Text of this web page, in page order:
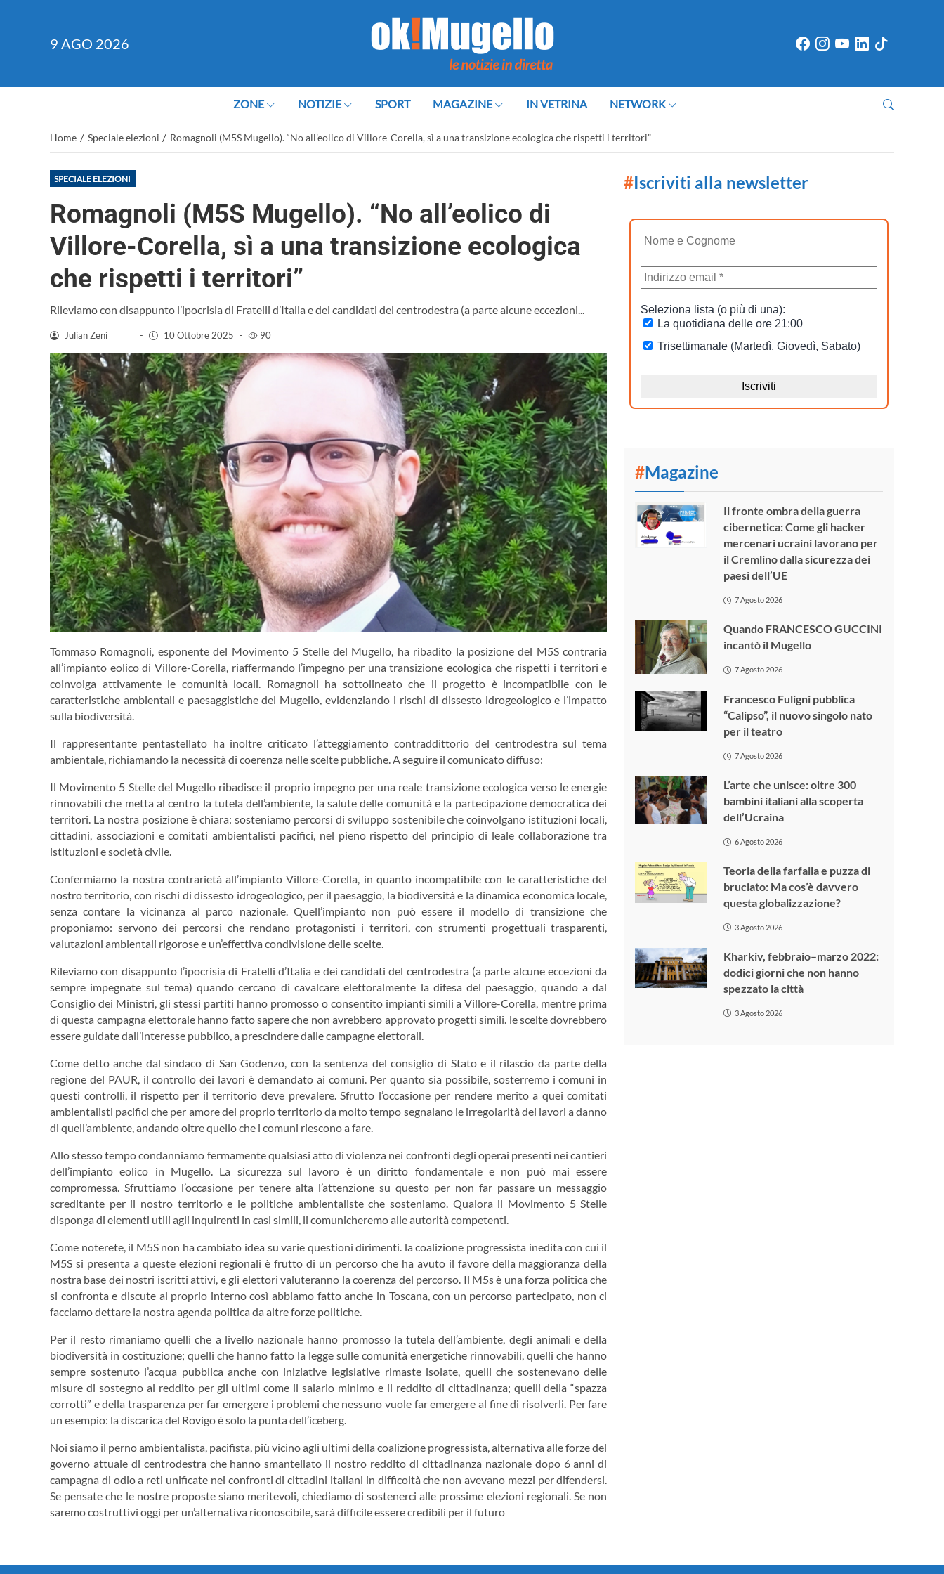
9 AGO 2026
ZONE NOTIZIE SPORT MAGAZINE IN VETRINA NETWORK
Home / Speciale elezioni / Romagnoli (M5S Mugello). “No all’eolico di Villore-Corella, sì a una transizione ecologica che rispetti i territori”
SPECIALE ELEZIONI
Romagnoli (M5S Mugello). “No all’eolico di
Villore-Corella, sì a una transizione ecologica
che rispetti i territori”
Rileviamo con disappunto l’ipocrisia di Fratelli d’Italia e dei candidati del centrodestra (a parte alcune eccezioni...
Julian Zeni - 10 Ottobre 2025 - 90
Tommaso Romagnoli, esponente del Movimento 5 Stelle del Mugello, ha ribadito la posizione del M5S contraria
all’impianto eolico di Villore-Corella, riaffermando l’impegno per una transizione ecologica che rispetti i territori e
coinvolga attivamente le comunità locali. Romagnoli ha sottolineato che il progetto è incompatibile con le
caratteristiche ambientali e paesaggistiche del Mugello, evidenziando i rischi di dissesto idrogeologico e l’impatto
sulla biodiversità.
Il rappresentante pentastellato ha inoltre criticato l’atteggiamento contraddittorio del centrodestra sul tema
ambientale, richiamando la necessità di coerenza nelle scelte pubbliche. A seguire il comunicato diffuso:
Il Movimento 5 Stelle del Mugello ribadisce il proprio impegno per una reale transizione ecologica verso le energie
rinnovabili che metta al centro la tutela dell’ambiente, la salute delle comunità e la partecipazione democratica dei
territori. La nostra posizione è chiara: sosteniamo percorsi di sviluppo sostenibile che coinvolgano istituzioni locali,
cittadini, associazioni e comitati ambientalisti pacifici, nel pieno rispetto del principio di leale collaborazione tra
istituzioni e società civile.
Confermiamo la nostra contrarietà all’impianto Villore-Corella, in quanto incompatibile con le caratteristiche del
nostro territorio, con rischi di dissesto idrogeologico, per il paesaggio, la biodiversità e la dinamica economica locale,
senza contare la vicinanza al parco nazionale. Quell’impianto non può essere il modello di transizione che
proponiamo: servono dei percorsi che rendano protagonisti i territori, con strumenti progettuali trasparenti,
valutazioni ambientali rigorose e un’effettiva condivisione delle scelte.
Rileviamo con disappunto l’ipocrisia di Fratelli d’Italia e dei candidati del centrodestra (a parte alcune eccezioni da
sempre impegnate sul tema) quando cercano di cavalcare elettoralmente la difesa del paesaggio, quando a dal
Consiglio dei Ministri, gli stessi partiti hanno promosso o consentito impianti simili a Villore-Corella, mentre prima
di questa campagna elettorale hanno fatto sapere che non avrebbero approvato progetti simili. le scelte dovrebbero
essere guidate dall’interesse pubblico, a prescindere dalle campagne elettorali.
Come detto anche dal sindaco di San Godenzo, con la sentenza del consiglio di Stato e il rilascio da parte della
regione del PAUR, il controllo dei lavori è demandato ai comuni. Per quanto sia possibile, sosterremo i comuni in
questi controlli, il rispetto per il territorio deve prevalere. Sfrutto l’occasione per rendere merito a quei comitati
ambientalisti pacifici che per amore del proprio territorio da molto tempo segnalano le irregolarità dei lavori a danno
di quell’ambiente, andando oltre quello che i comuni riescono a fare.
Allo stesso tempo condanniamo fermamente qualsiasi atto di violenza nei confronti degli operai presenti nei cantieri
dell’impianto eolico in Mugello. La sicurezza sul lavoro è un diritto fondamentale e non può mai essere
compromessa. Sfruttiamo l’occasione per tenere alta l’attenzione su questo per non far passare un messaggio
screditante per il nostro territorio e le politiche ambientaliste che sosteniamo. Qualora il Movimento 5 Stelle
disponga di elementi utili agli inquirenti in casi simili, li comunicheremo alle autorità competenti.
Come noterete, il M5S non ha cambiato idea su varie questioni dirimenti. la coalizione progressista inedita con cui il
M5S si presenta a queste elezioni regionali è frutto di un percorso che ha avuto il favore della maggioranza della
nostra base dei nostri iscritti attivi, e gli elettori valuteranno la coerenza del percorso. Il M5s è una forza politica che
si confronta e discute al proprio interno così abbiamo fatto anche in Toscana, con un percorso partecipato, non ci
facciamo dettare la nostra agenda politica da altre forze politiche.
Per il resto rimaniamo quelli che a livello nazionale hanno promosso la tutela dell’ambiente, degli animali e della
biodiversità in costituzione; quelli che hanno fatto la legge sulle comunità energetiche rinnovabili, quelli che hanno
sempre sostenuto l’acqua pubblica anche con iniziative legislative rimaste isolate, quelli che sostenevano delle
misure di sostegno al reddito per gli ultimi come il salario minimo e il reddito di cittadinanza; quelli della “spazza
corrotti” e della trasparenza per far emergere i problemi che nessuno vuole far emergere al fine di risolverli. Per fare
un esempio: la discarica del Rovigo è solo la punta dell’iceberg.
Noi siamo il perno ambientalista, pacifista, più vicino agli ultimi della coalizione progressista, alternativa alle forze del
governo attuale di centrodestra che hanno smantellato il nostro reddito di cittadinanza nazionale dopo 6 anni di
campagna di odio a reti unificate nei confronti di cittadini italiani in difficoltà che non avevano mezzi per difendersi.
Se pensate che le nostre proposte siano meritevoli, chiediamo di sostenerci alle prossime elezioni regionali. Se non
saremo costruttivi oggi per un’alternativa riconoscibile, sarà difficile essere credibili per il futuro
#Iscriviti alla newsletter
#Magazine
Il fronte ombra della guerra
cibernetica: Come gli hacker
mercenari ucraini lavorano per
il Cremlino dalla sicurezza dei
paesi dell’UE
7 Agosto 2026
Quando FRANCESCO GUCCINI
incantò il Mugello
7 Agosto 2026
Francesco Fuligni pubblica
“Calipso”, il nuovo singolo nato
per il teatro
7 Agosto 2026
L’arte che unisce: oltre 300
bambini italiani alla scoperta
dell’Ucraina
6 Agosto 2026
Teoria della farfalla e puzza di
bruciato: Ma cos’è davvero
questa globalizzazione?
3 Agosto 2026
Kharkiv, febbraio–marzo 2022:
dodici giorni che non hanno
spezzato la città
3 Agosto 2026